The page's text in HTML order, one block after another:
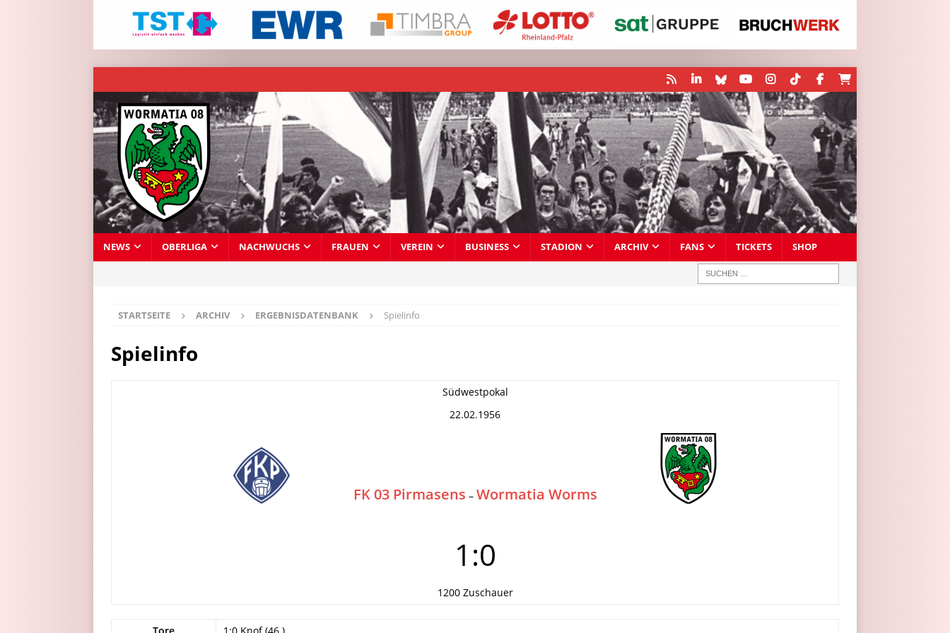
NEWS OBERLIGA NACHWUCHS FRAUEN VEREIN BUSINESS STADION ARCHIV FANS TICKETS SHOP
STARTSEITE ARCHIV ERGEBNISDATENBANK Spielinfo
Spielinfo
Südwestpokal
22.02.1956
FK 03 Pirmasens – Wormatia Worms
1:0
1200 Zuschauer